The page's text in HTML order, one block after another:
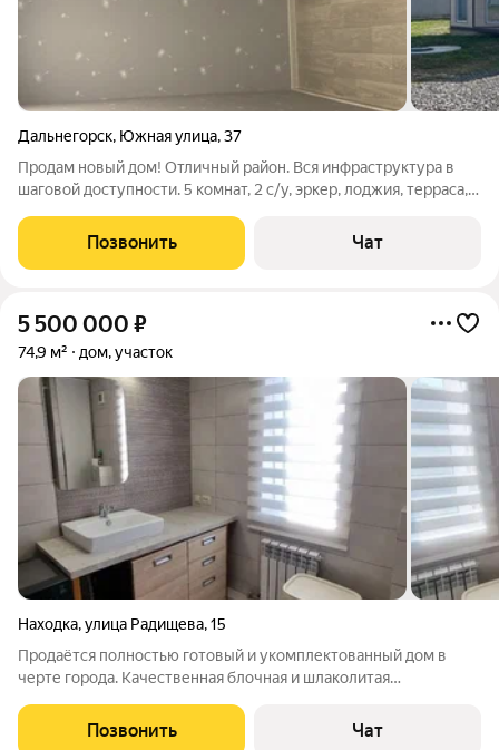
Дальнегорск, Южная улица,37
Продам новый дом! Отличный район. Вся инфраструктура в
шаговой доступности. 5 комнат, 2 с/у, эркер, лоджия, терраса,
Мебель, техника остаётся. Скважина 50 м. Ровный участок
огорожен капитальным
Позвонить Чат
5 500 000 ₽
74,9 м² дом, участок
Находка,улица Радищева,15
Продаётся полностью готовый и укомплектованный дом в
черте города. Качественная блочная и шлаколитая
квартира. Две светлые, уютные спальни, хорошая кухня,
большой удобный санузел. Общая площадь дома
Позвонить Чат